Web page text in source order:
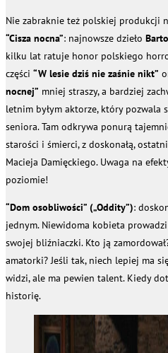
Nie zabraknie też polskiej produkcji
“Cisza nocna”: najnowsze dzieło
kilku lat ratuje honor polskiego
części “W lesie dziś nie zaśnie nikt”
nocnej” mniej straszy, a bardziej
letnim byłym aktorze, który pozwala
seniora. Tam odkrywa ponurą
starości i śmierci, z doskonałą,
Macieja Damięckiego. Uwaga na
poziomie!
“Dom osobliwości” („Oddity”):
jednym. Niewidoma kobieta
swojej bliźniaczki. Kto ją
amatorki? Jeśli tak, niech lepiej ma
widzi, ale ma pewien talent. Kiedy
historię.